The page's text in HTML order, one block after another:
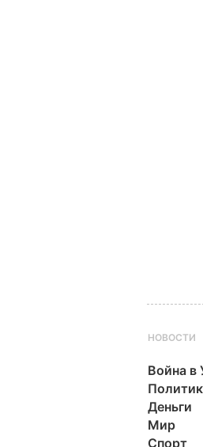
НОВОСТИ
Война в
Деньги
Мир
Спорт